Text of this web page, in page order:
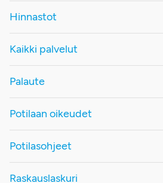
Hinnastot
Kaikki palvelut
Palaute
Potilaan oikeudet
Potilasohjeet
Raskauslaskuri